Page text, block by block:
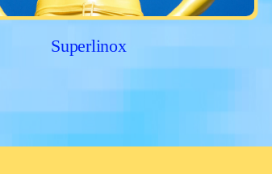
Superlinox